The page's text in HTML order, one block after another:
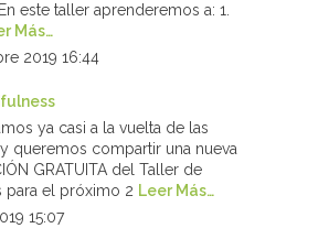
este taller aprenderemos a: 1.
Más…
2019 16:44
ya casi a la vuelta de las
queremos compartir una nueva
GRATUITA del Taller de
para el próximo 2 Leer Más…
15:07